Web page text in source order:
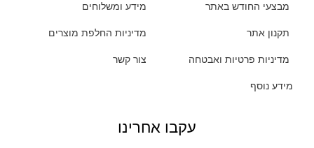
מבצעי החודש באתר
תקנון אתר
מדיניות פרטיות ואבטחה
מידע נוסף
מידע ומשלוחים
מדיניות החלפת מוצרים
צור קשר
עקבו אחרינו